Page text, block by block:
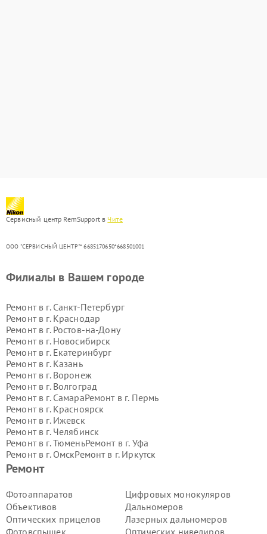
Сервисный центр RemSupport в Чите
ООО "СЕРВИСНЫЙ ЦЕНТР"* 6685170650*668501001
Ремонт
Фотоаппаратов
Объективов
Оптических прицелов
Фотовспышек
Цифровых монокуляров
Дальномеров
Лазерных дальномеров
Оптических нивелиров
Филиалы в Вашем городе
Ремонт в г. Санкт-Петербург
Ремонт в г. Краснодар
Ремонт в г. Ростов-на-Дону
Ремонт в г. Новосибирск
Ремонт в г. Екатеринбург
Ремонт в г. Казань
Ремонт в г. Воронеж
Ремонт в г. Волгоград
Ремонт в г. СамараРемонт в г. Пермь
Ремонт в г. Красноярск
Ремонт в г. Ижевск
Ремонт в г. Челябинск
Ремонт в г.ТюменьРемонт в г. Уфа
Ремонт в г. ОмскРемонт в г. Иркутск
Ремонт в г.
Ремонт в г.
Ремонт в г.Тольятти
Ремонт в г.Хабаровск
Ремонт в г.Томск